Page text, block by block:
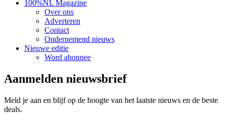
100%NL Magazine
Over ons
Adverteren
Contact
Ondernemend nieuws
Nieuwe editie
Word abonnee
Aanmelden nieuwsbrief
Meld je aan en blijf op de hoogte van het laatste nieuws en de beste
deals.